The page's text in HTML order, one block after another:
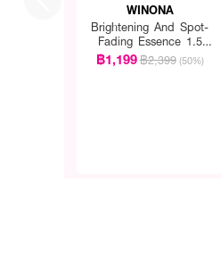
WINONA
Brightening And Spot-
Fading Essence 1.5
Mlx30 Pcs
฿1,199฿2,399 (50%)